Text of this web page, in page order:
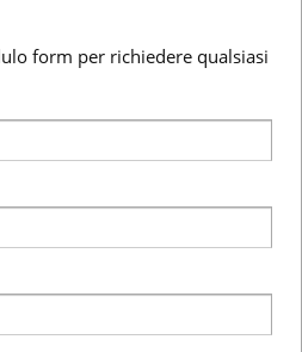
form per richiedere qualsiasi